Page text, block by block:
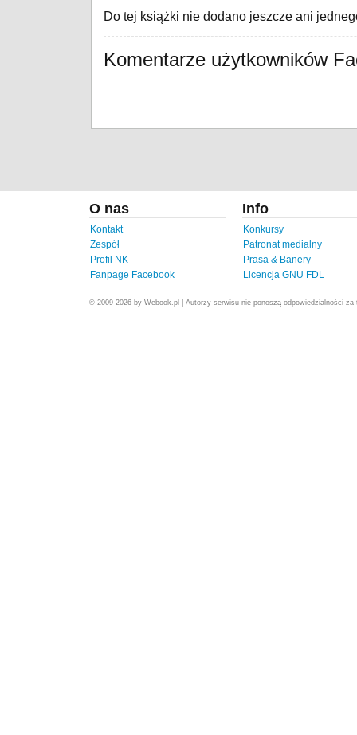
Do tej książki nie dodano jeszcze ani
Komentarze użytkowników
O nas
Kontakt
Zespół
Profil NK
Fanpage Facebook
Info
Konkursy
Patronat medialny
Prasa & Banery
Licencja GNU FDL
© 2009-2026 by Webook.pl | Autorzy serwisu nie ponoszą odpowiedzialności